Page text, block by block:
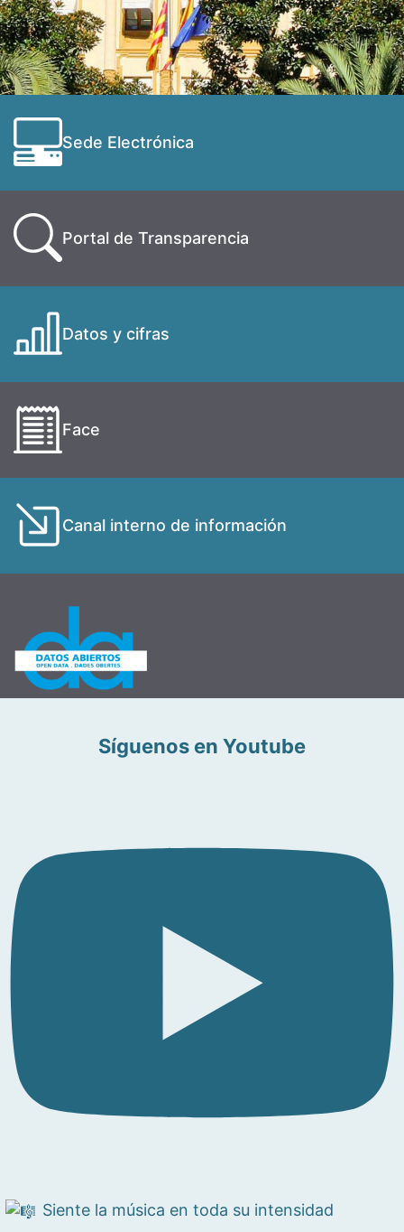
Sede Electrónica
Portal de Transparencia
Datos y cifras
Face
Canal interno de información
Síguenos en Youtube
Siente la música en toda su intensidad